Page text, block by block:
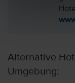
Alternative
Umgebung: